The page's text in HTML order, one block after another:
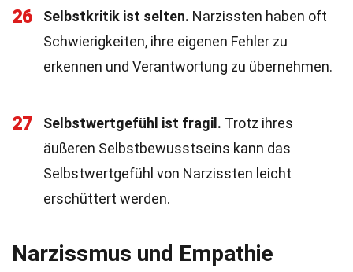
26 Selbstkritik ist selten. Narzissten haben oft
Schwierigkeiten, ihre eigenen Fehler zu
erkennen und Verantwortung zu übernehmen.
27 Selbstwertgefühl ist fragil. Trotz ihres
äußeren Selbstbewusstseins kann das
Selbstwertgefühl von Narzissten leicht
erschüttert werden.
Narzissmus und Empathie